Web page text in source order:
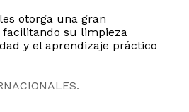
otorga una gran
facilitando su limpieza
y el aprendizaje práctico